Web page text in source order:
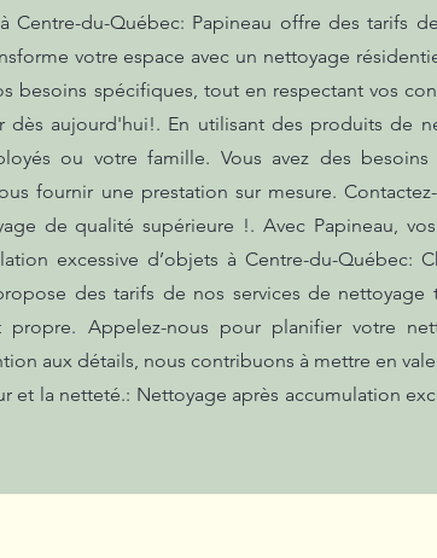
Centre-du-Québec: Papineau offre des tarifs
votre espace avec un nettoyage
besoins spécifiques, tout en respectant vos
aujourd'hui!. En utilisant des produits de
ou votre famille. Vous avez des
fournir une prestation sur mesure.
de qualité supérieure !. Avec Papineau,
excessive d’objets à Centre-du-Québec:
des tarifs de nos services de nettoyage
propre. Appelez-nous pour planifier votre
aux détails, nous contribuons à mettre en
et la netteté.: Nettoyage après accumulation